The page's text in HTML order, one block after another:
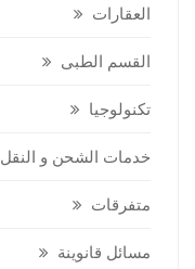
العقارات
القسم الطبى
تكنولوجيا
خدمات الشحن و النقل
متفرقات
مسائل قانوينة